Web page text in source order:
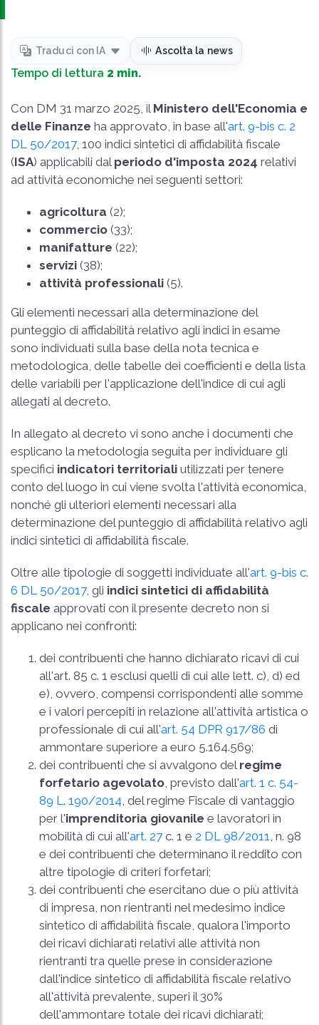
Traduci con IA Ascolta la news
Tempo di lettura 2 min.
Con DM 31 marzo 2025, il Ministero dell'Economia e
delle Finanze ha approvato, in base all'art. 9-bis c. 2
DL 50/2017, 100 indici sintetici di affidabilità fiscale
(ISA) applicabili dal periodo d'imposta 2024 relativi
ad attività economiche nei seguenti settori:
agricoltura (2);
commercio (33);
manifatture (22);
servizi (38);
attività professionali (5).
Gli elementi necessari alla determinazione del
punteggio di affidabilità relativo agli indici in esame
sono individuati sulla base della nota tecnica e
metodologica, delle tabelle dei coefficienti e della lista
delle variabili per l'applicazione dell'indice di cui agli
allegati al decreto.
In allegato al decreto vi sono anche i documenti che
esplicano la metodologia seguita per individuare gli
specifici indicatori territoriali utilizzati per tenere
conto del luogo in cui viene svolta l'attività economica,
nonché gli ulteriori elementi necessari alla
determinazione del punteggio di affidabilità relativo agli
indici sintetici di affidabilità fiscale.
Oltre alle tipologie di soggetti individuate all'art. 9-bis c.
6 DL 50/2017, gli indici sintetici di affidabilità
fiscale approvati con il presente decreto non si
applicano nei confronti:
dei contribuenti che hanno dichiarato ricavi di cui
all'art. 85 c. 1 esclusi quelli di cui alle lett. c), d) ed
e), ovvero, compensi corrispondenti alle somme
e i valori percepiti in relazione all'attività artistica o
professionale di cui all'art. 54 DPR 917/86 di
ammontare superiore a euro 5.164.569;
dei contribuenti che si avvalgono del regime
forfetario agevolato , previsto dall'art. 1 c. 54-
89 L. 190/2014 , del regime Fiscale di vantaggio
per l'imprenditoria giovanile e lavoratori in
mobilità di cui all'art. 27c. 1 e 2 DL 98/2011 , n. 98
e dei contribuenti che determinano il reddito con
altre tipologie di criteri forfetari;
dei contribuenti che esercitano due o più attività
di impresa, non rientranti nel medesimo indice
sintetico di affidabilità fiscale, qualora l'importo
dei ricavi dichiarati relativi alle attività non
rientranti tra quelle prese in considerazione
dall'indice sintetico di affidabilità fiscale relativo
all'attività prevalente, superi il 30%
dell'ammontare totale dei ricavi dichiarati;